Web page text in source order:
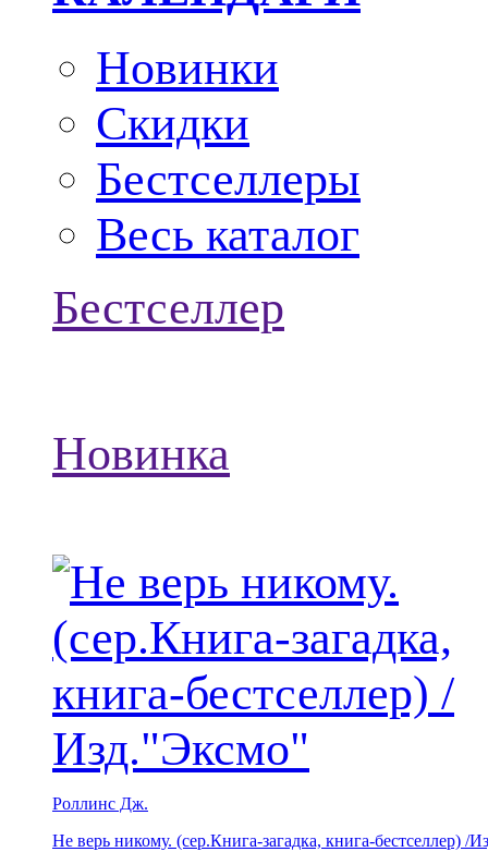
Новинки
Скидки
Бестселлеры
Весь каталог
Бестселлер
Новинка
Роллинс Дж.
Не верь никому. (сер.Книга-загадка, книга-бестселлер) /